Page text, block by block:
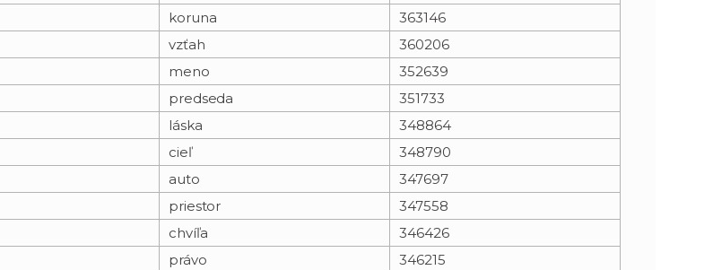
koruna
363146
vzťah
360206
meno
352639
predseda
351733
láska
348864
cieľ
348790
auto
347697
priestor
347558
chvíľa
346426
právo
346215